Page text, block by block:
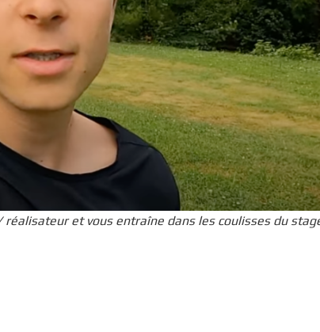
et vous entraîne dans les coulisses du